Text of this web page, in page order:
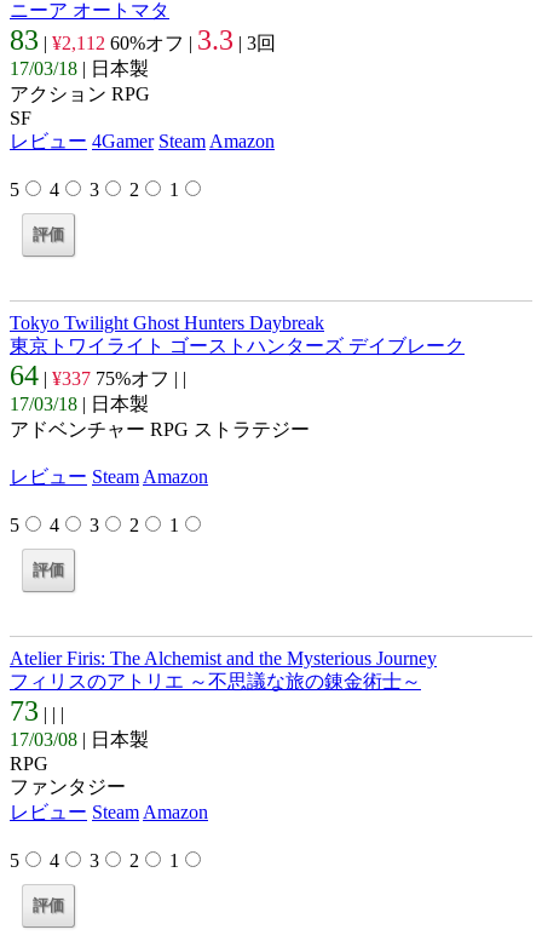
ニーア オートマタ
83 | ¥2,112 60%オフ | 3.3 | 3回
17/03/18 | 日本製
アクション RPG
SF
レビュー 4Gamer Steam Amazon
5 4 3 2 1
Tokyo Twilight Ghost Hunters Daybreak
東京トワイライト ゴーストハンターズ デイブレーク
64 | ¥337 75%オフ | |
17/03/18 | 日本製
アドベンチャー RPG ストラテジー
レビュー Steam Amazon
5 4 3 2 1
Atelier Firis: The Alchemist and the Mysterious Journey
フィリスのアトリエ ～不思議な旅の錬金術士～
73 | | |
17/03/08 | 日本製
RPG
ファンタジー
レビュー Steam Amazon
5 4 3 2 1